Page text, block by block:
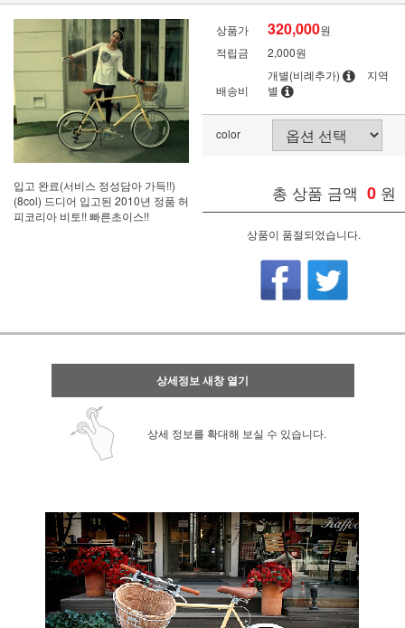
입고 완료(서비스 정성담아 가득!!)
(8col) 드디어 입고된 2010년 정품 허
피코리아 비토!! 빠른초이스!!
상품가 320,000원
적립금
2,000원
배송비
개별(비례추가)
지역
별
color
총 상품 금액 0 원
상품이 품절되었습니다.
상세정보 새창 열기
상세 정보를 확대해 보실 수 있습니다.